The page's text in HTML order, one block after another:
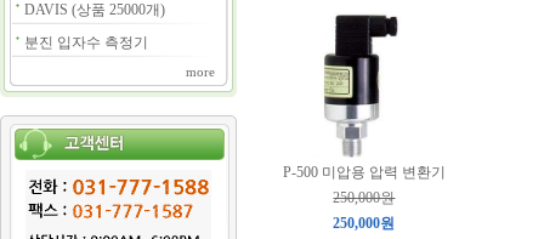
DAVIS (상품 25000개)
분진 입자수 측정기
more
P-500 미압용 압력 변환기
250,000원
250,000원